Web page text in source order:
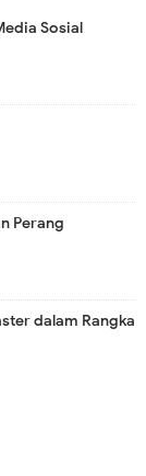
Sosial
Perang
dalam Rangka